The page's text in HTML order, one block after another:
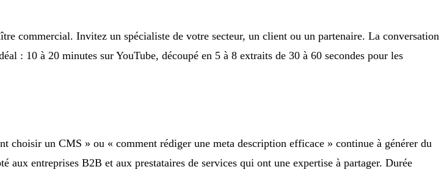
commercial. Invitez un spécialiste de votre secteur, un client ou un partenaire. La conversation
: 10 à 20 minutes sur YouTube, découpé en 5 à 8 extraits de 30 à 60 secondes pour les
un CMS » ou « comment rédiger une meta description efficace » continue à générer du
entreprises B2B et aux prestataires de services qui ont une expertise à partager. Durée